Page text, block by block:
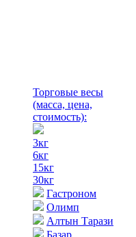
Торговые весы
(масса, цена,
стоимость):
3кг
6кг
15кг
30кг
Гастроном
Олимп
Алтын Тарази
Базар